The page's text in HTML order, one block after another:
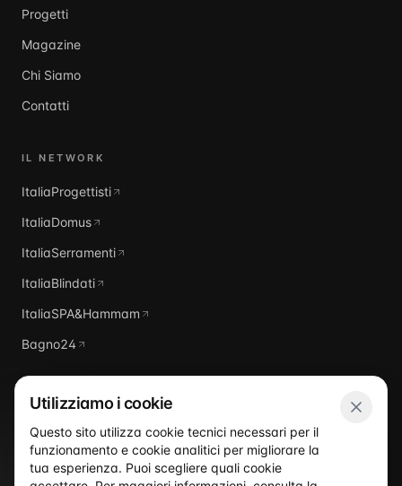
Progetti
Magazine
Chi Siamo
Contatti
IL NETWORK
ItaliaProgettisti
ItaliaDomus
ItaliaSerramenti
ItaliaBlindati
ItaliaSPA&Hammam
Bagno24
Utilizziamo i cookie
Questo sito utilizza cookie tecnici necessari per il
funzionamento e cookie analitici per migliorare la
tua esperienza. Puoi scegliere quali cookie